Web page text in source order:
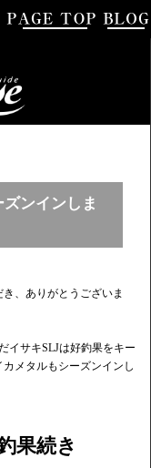
ンインしま
、ありがとうございま
イサキSLJは好釣果をキー
メタルもシーズンインし
果続き